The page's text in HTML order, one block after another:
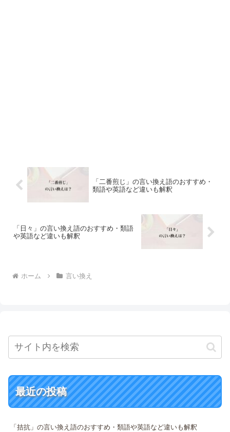
「二番煎じ」の言い換え語のおすすめ・
類語や英語など違いも解釈
「日々」の言い換え語のおすすめ・類語
や英語など違いも解釈
ホーム 言い換え
最近の投稿
「拮抗」の言い換え語のおすすめ・類語や英語など違いも解釈